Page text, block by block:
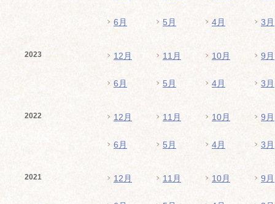
6月 5月 4月 3月
2023 12月 11月 10月 9月
6月 5月 4月 3月
2022 12月 11月 10月 9月
6月 5月 4月 3月
2021 12月 11月 10月 9月